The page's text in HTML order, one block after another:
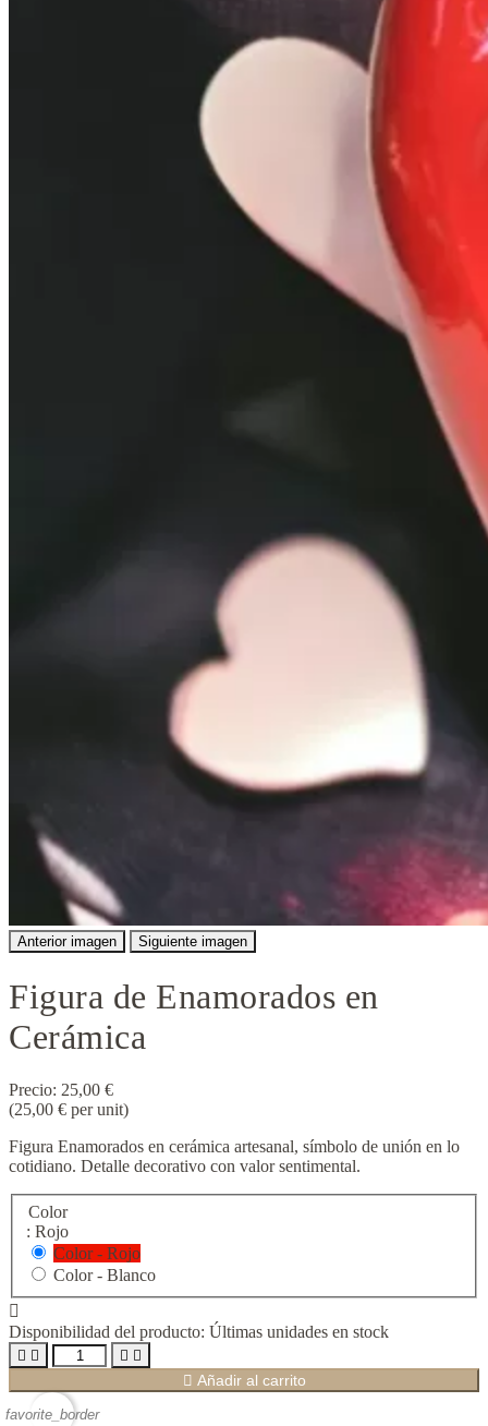
Anterior imagen Siguiente imagen
Figura de Enamorados en
Cerámica
Precio: 25,00 €
(25,00 € per unit)
Figura Enamorados en cerámica artesanal, símbolo de unión en lo
cotidiano. Detalle decorativo con valor sentimental.
Color
: Rojo
Color - Rojo
Color - Blanco

Disponibilidad del producto: Últimas unidades en stock
   
 Añadir al carrito
favorite_border